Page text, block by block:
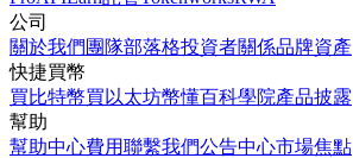
公司
關於我們 團隊部落格投資者關係品牌資產
快捷買幣
買比特幣買以太坊幣懂百科學院產品披露
幫助
幫助中心費用聯繫我們公告中心市場焦點